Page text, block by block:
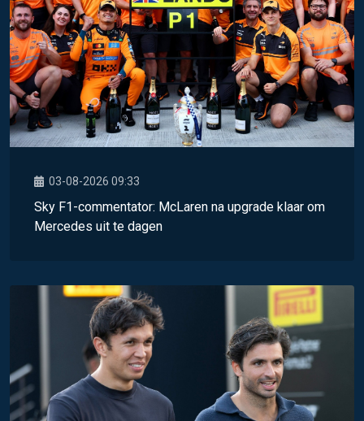
03-08-2026 09:33
Sky F1-commentator: McLaren na upgrade klaar om
Mercedes uit te dagen